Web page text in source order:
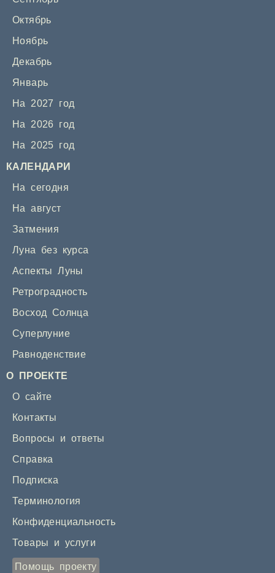
Октябрь
Ноябрь
Декабрь
Январь
На 2027 год
На 2026 год
На 2025 год
КАЛЕНДАРИ
На сегодня
На август
Затмения
Луна без курса
Аспекты Луны
Ретроградность
Восход Солнца
Суперлуние
Равноденствие
О ПРОЕКТЕ
О сайте
Контакты
Вопросы и ответы
Справка
Подписка
Терминология
Конфиденциальность
Товары и услуги
Помощь проекту